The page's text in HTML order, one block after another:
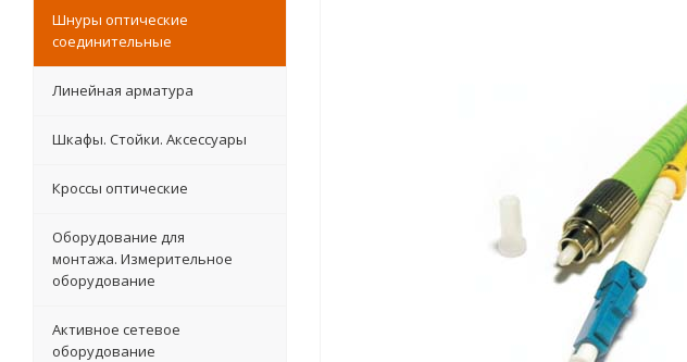
Шнуры оптические
соединительные
Линейная арматура
Шкафы. Стойки. Аксесcуары
Кроссы оптические
Оборудование для
монтажа. Измерительное
оборудование
Активное сетевое
оборудование